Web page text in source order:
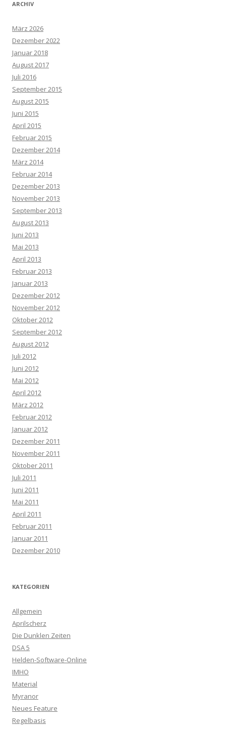
ARCHIV
März 2026
Dezember 2022
Januar 2018
August 2017
Juli 2016
September 2015
August 2015
Juni 2015
April 2015
Februar 2015
Dezember 2014
März 2014
Februar 2014
Dezember 2013
November 2013
September 2013
August 2013
Juni 2013
Mai 2013
April 2013
Februar 2013
Januar 2013
Dezember 2012
November 2012
Oktober 2012
September 2012
August 2012
Juli 2012
Juni 2012
Mai 2012
April 2012
März 2012
Februar 2012
Januar 2012
Dezember 2011
November 2011
Oktober 2011
Juli 2011
Juni 2011
Mai 2011
April 2011
Februar 2011
Januar 2011
Dezember 2010
KATEGORIEN
Allgemein
Aprilscherz
Die Dunklen Zeiten
DSA 5
Helden-Software-Online
IMHO
Material
Myranor
Neues Feature
Regelbasis